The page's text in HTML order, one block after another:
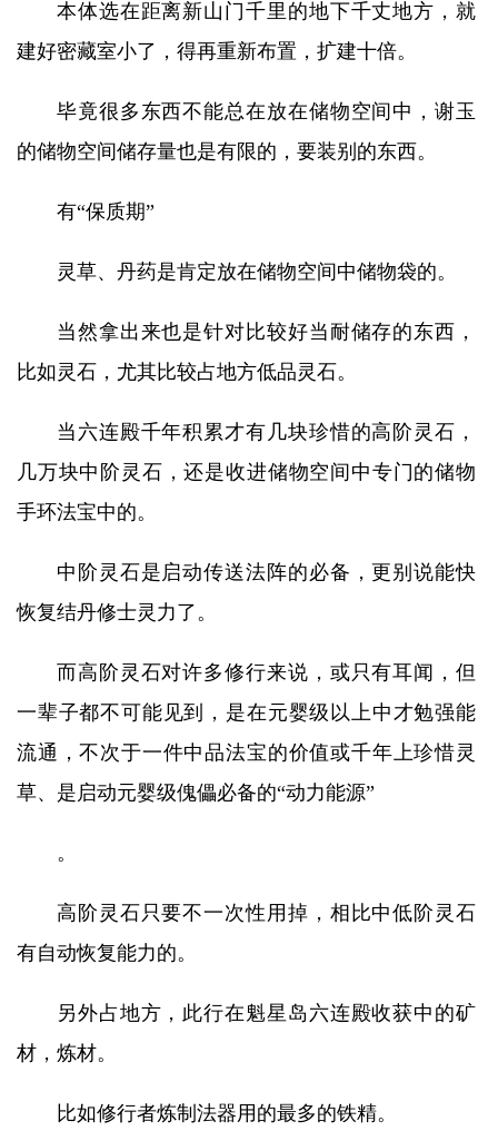
本体选在距离新山门千里的地下千丈地方，就
建好密藏室小了，得再重新布置，扩建十倍。
毕竟很多东西不能总在放在储物空间中，谢玉
的储物空间储存量也是有限的，要装别的东西。
有“保质期”
灵草、丹药是肯定放在储物空间中储物袋的。
当然拿出来也是针对比较好当耐储存的东西，
比如灵石，尤其比较占地方低品灵石。
当六连殿千年积累才有几块珍惜的高阶灵石，
几万块中阶灵石，还是收进储物空间中专门的储物
手环法宝中的。
中阶灵石是启动传送法阵的必备，更别说能快
恢复结丹修士灵力了。
而高阶灵石对许多修行来说，或只有耳闻，但
一辈子都不可能见到，是在元婴级以上中才勉强能
流通，不次于一件中品法宝的价值或千年上珍惜灵
草、是启动元婴级傀儡必备的“动力能源”
。
高阶灵石只要不一次性用掉，相比中低阶灵石
有自动恢复能力的。
另外占地方，此行在魁星岛六连殿收获中的矿
材，炼材。
比如修行者炼制法器用的最多的铁精。